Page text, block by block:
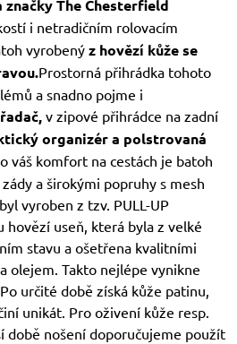
The Chesterfield
i netradičním rolovacím
vyrobený z hovězí kůže se
Prostorná přihrádka tohoto
a snadno pojme i
v zipové přihrádce na zadní
organizér a polstrovaná
váš komfort na cestách je batoh
a širokými popruhy s mesh
vyroben z tzv. PULL-UP
hovězí useň, která byla z velké
stavu a ošetřena kvalitními
olejem. Takto nejlépe vynikne
určité době získá kůže patinu,
unikát. Pro oživení kůže resp.
době nošení doporučujeme použít